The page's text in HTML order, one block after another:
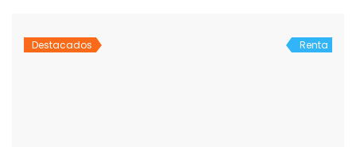
Destacados Renta